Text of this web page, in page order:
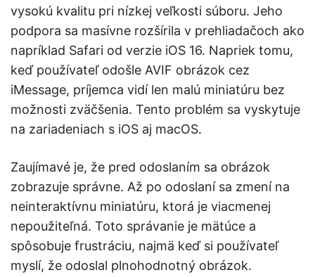
vysokú kvalitu pri nízkej veľkosti súboru. Jeho
podpora sa masívne rozšírila v prehliadačoch ako
napríklad Safari od verzie iOS 16. Napriek tomu,
keď používateľ odošle AVIF obrázok cez
iMessage, príjemca vidí len malú miniatúru bez
možnosti zväčšenia. Tento problém sa vyskytuje
na zariadeniach s iOS aj macOS.​
Zaujímavé je, že pred odoslaním sa obrázok
zobrazuje správne. Až po odoslaní sa zmení na
neinteraktívnu miniatúru, ktorá je viacmenej
nepoužiteľná. Toto správanie je mätúce a
spôsobuje frustráciu, najmä keď si používateľ
myslí, že odoslal plnohodnotný obrázok.​